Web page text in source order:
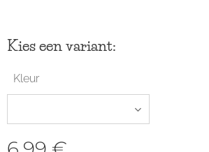
Kies een variant:
Kleur